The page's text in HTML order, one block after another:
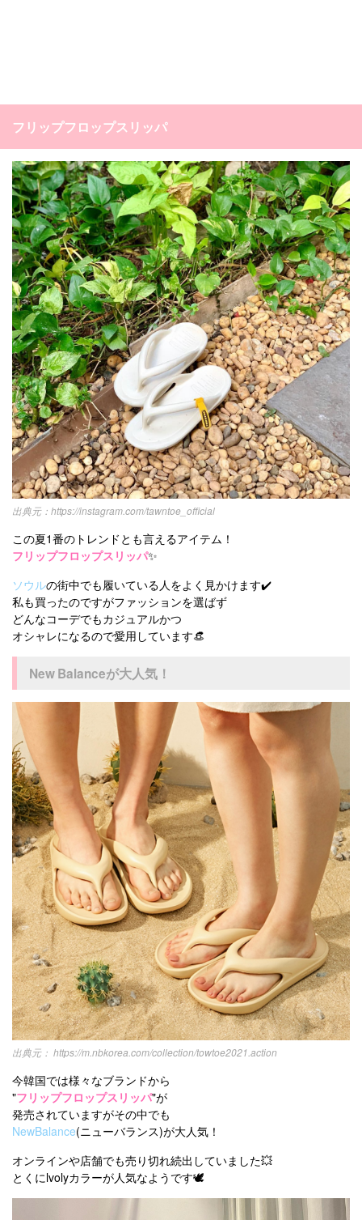
フリップフロップスリッパ
https://instagram.com/tawntoe_official
この夏1番のトレンドとも言えるアイテム！
フリップフロップスリッパ✨
ソウルの街中でも履いている人をよく見かけます✔️
私も買ったのですがファッションを選ばず
どんなコーデでもカジュアルかつ
オシャレになるので愛用しています👒
New Balanceが大人気！
https://m.nbkorea.com/collection/towtoe2021.action
今韓国では様々なブランドから
"フリップフロップスリッパ"が
発売されていますがその中でも
NewBalance(ニューバランス)が大人気！
オンラインや店舗でも売り切れ続出していました💥
とくにlvolyカラーが人気なようです🕊